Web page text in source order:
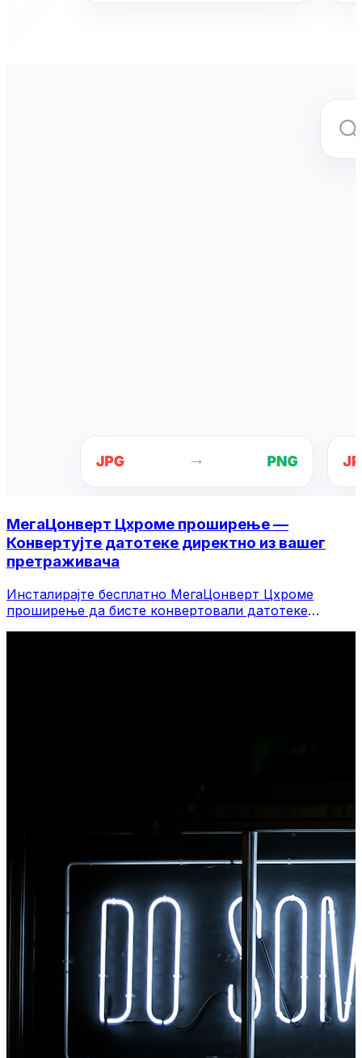
МегаЦонверт Цхроме проширење —
Конвертујте датотеке директно из вашег
претраживача
Инсталирајте бесплатно МегаЦонверт Цхроме
проширење да бисте конвертовали датотеке